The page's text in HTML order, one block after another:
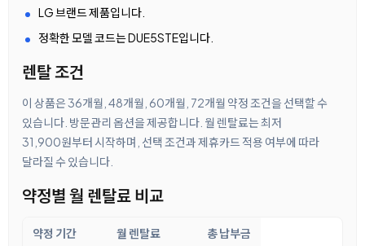
LG 브랜드 제품입니다.
정확한 모델 코드는 DUE5STE입니다.
렌탈 조건
이 상품은 36개월, 48개월, 60개월, 72개월 약정 조건을 선택할 수
있습니다. 방문관리 옵션을 제공합니다. 월 렌탈료는 최저
31,900원부터 시작하며, 선택 조건과 제휴카드 적용 여부에 따라
달라질 수 있습니다.
약정별 월 렌탈료 비교
약정 기간 월 렌탈료 총 납부금